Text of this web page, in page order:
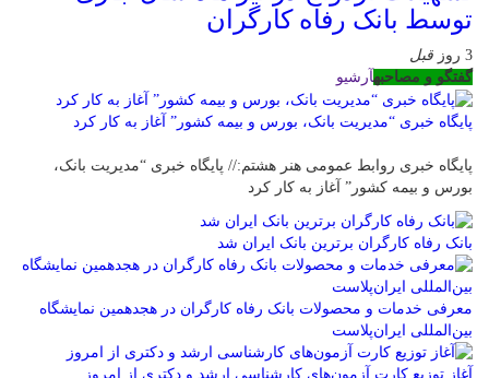
توسط بانک رفاه کارگران
3 روز
قبل
گفتگو و مصاحبهآرشیو
پایگاه خبری “مدیریت بانک، بورس و بیمه کشور” آغاز به کار کرد
پایگاه خبری روابط عمومی هنر هشتم:// پایگاه خبری “مدیریت بانک،
بورس و بیمه کشور” آغاز به کار کرد
بانک رفاه کارگران برترین بانک ایران شد
معرفی خدمات و محصولات بانک رفاه کارگران در هجدهمین نمایشگاه
بین‌المللی ایران‌پلاست
آغاز توزیع کارت آزمون‌های کارشناسی ارشد و دکتری از امروز